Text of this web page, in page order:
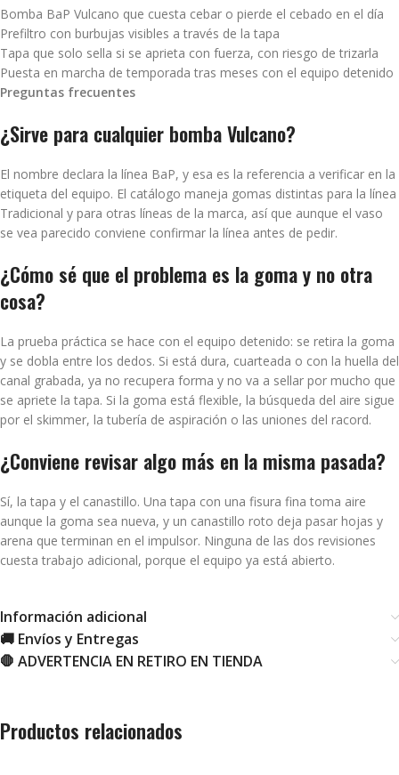
Bomba BaP Vulcano que cuesta cebar o pierde el cebado en el día
Prefiltro con burbujas visibles a través de la tapa
Tapa que solo sella si se aprieta con fuerza, con riesgo de trizarla
Puesta en marcha de temporada tras meses con el equipo detenido
Preguntas frecuentes
¿Sirve para cualquier bomba Vulcano?
El nombre declara la línea BaP, y esa es la referencia a verificar en la
etiqueta del equipo. El catálogo maneja gomas distintas para la línea
Tradicional y para otras líneas de la marca, así que aunque el vaso
se vea parecido conviene confirmar la línea antes de pedir.
¿Cómo sé que el problema es la goma y no otra
cosa?
La prueba práctica se hace con el equipo detenido: se retira la goma
y se dobla entre los dedos. Si está dura, cuarteada o con la huella del
canal grabada, ya no recupera forma y no va a sellar por mucho que
se apriete la tapa. Si la goma está flexible, la búsqueda del aire sigue
por el skimmer, la tubería de aspiración o las uniones del racord.
¿Conviene revisar algo más en la misma pasada?
Sí, la tapa y el canastillo. Una tapa con una fisura fina toma aire
aunque la goma sea nueva, y un canastillo roto deja pasar hojas y
arena que terminan en el impulsor. Ninguna de las dos revisiones
cuesta trabajo adicional, porque el equipo ya está abierto.
Información adicional
🚚 Envíos y Entregas
🛑 ADVERTENCIA EN RETIRO EN TIENDA
Productos relacionados